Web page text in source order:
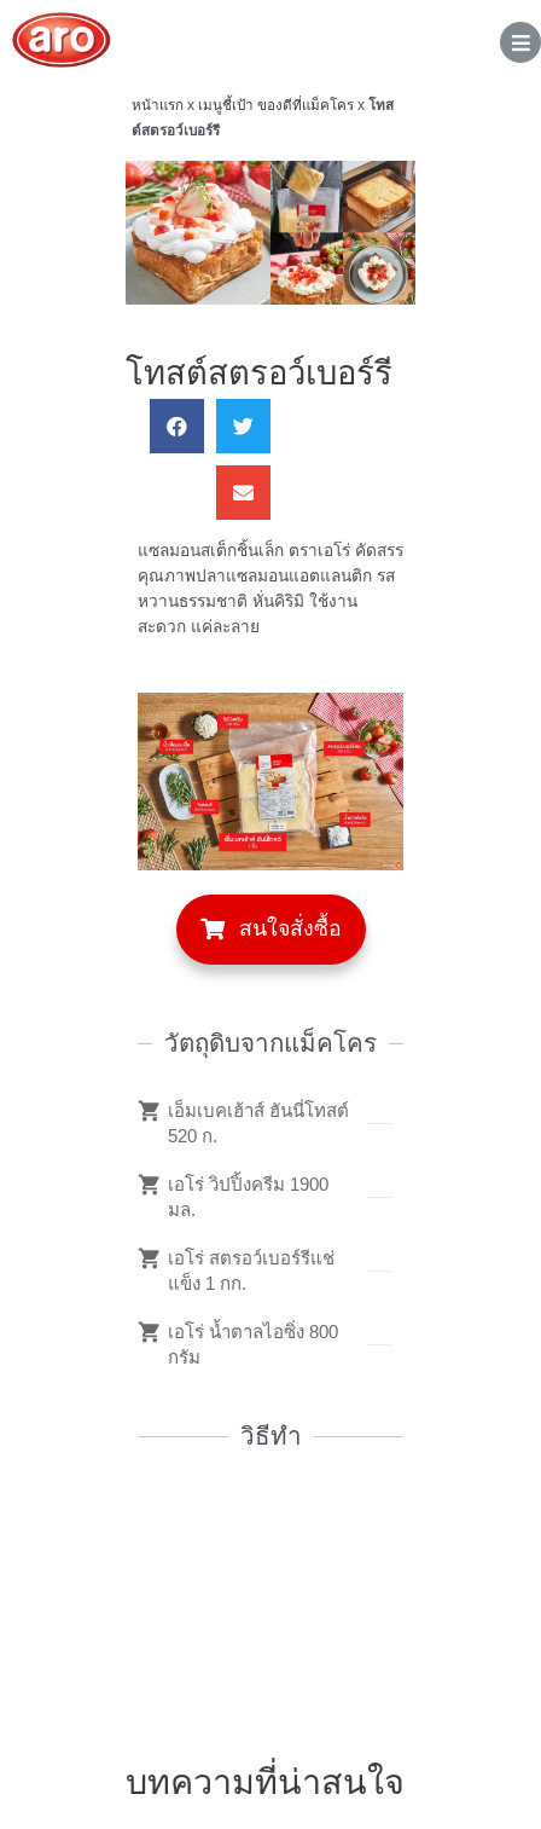
หน้าแรกx เมนูชี้เป้า ของดีที่แม็คโครx โทส
ต์สตรอว์เบอร์รี
โทสต์สตรอว์เบอร์รี
แซลมอนสเต็กชิ้นเล็ก ตราเอโร่ คัดสรร
คุณภาพปลาแซลมอนแอตแลนติก รส
หวานธรรมชาติ หั่นคิริมิ ใช้งาน
สะดวก แค่ละลาย
สนใจสั่งซื้อ
วัตถุดิบจากแม็คโคร
เอ็มเบคเฮ้าส์ ฮันนี่โทสต์
520 ก.
เอโร่ วิปปิ้งครีม 1900
มล.
เอโร่ สตรอว์เบอร์รีแช่
แข็ง 1 กก.
เอโร่ น้ำตาลไอซิ่ง 800
กรัม
วิธีทำ
บทความที่น่าสนใจ